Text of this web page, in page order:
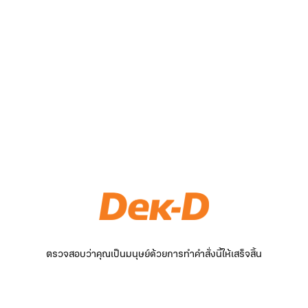
ตรวจสอบว่าคุณเป็นมนุษย์ด้วยการทำคำสั่งนี้ให้เสร็จสิ้น